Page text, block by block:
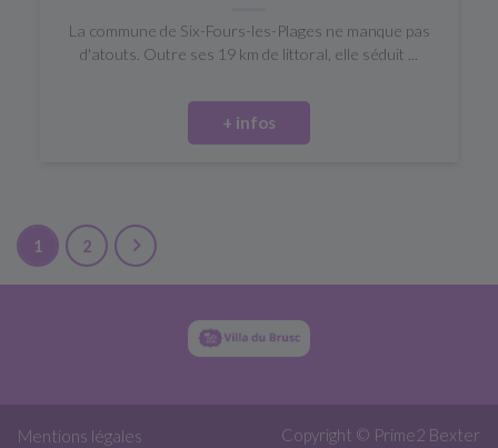
La commune de Six-Fours-les-Plages ne manque pas
d'atouts. Outre ses 19 km de littoral, elle séduit ...
+ infos
1 2
Mentions légales Copyright © Prime2 Bexter